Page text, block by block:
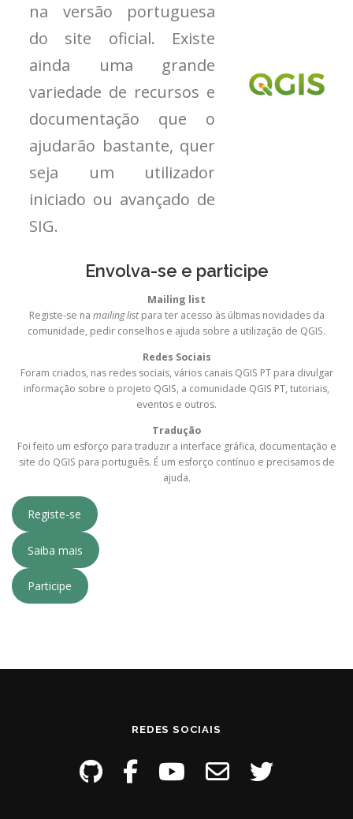
na versão portuguesa
do site oficial. Existe
ainda uma grande
variedade de recursos e
documentação que o
ajudarão bastante, quer
seja um utilizador
iniciado ou avançado de
SIG.
Envolva-se e participe
Mailing list
Registe-se na mailing listpara ter acesso às últimas novidades da
comunidade, pedir conselhos e ajuda sobre a utilização de QGIS.
Redes Sociais
Foram criados, nas redes sociais, vários canais QGIS PT para divulgar
informação sobre o projeto QGIS, a comunidade QGIS PT, tutoriais,
eventos e outros.
Tradução
Foi feito um esforço para traduzir a interface gráfica, documentação e
site do QGIS para português. É um esforço contínuo e precisamos de
ajuda.
Registe-se
Saiba mais
Participe
REDES SOCIAIS